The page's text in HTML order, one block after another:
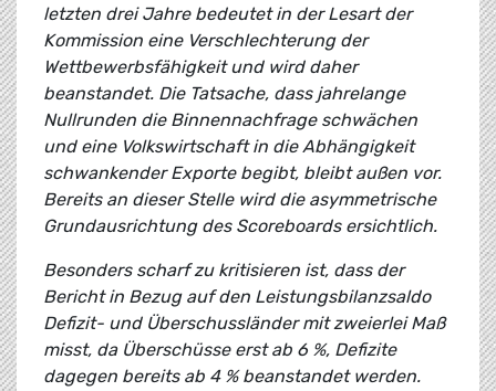
letzten drei Jahre bedeutet in der Lesart der
Kommission eine Verschlechterung der
Wettbewerbsfähigkeit und wird daher
beanstandet. Die Tatsache, dass jahrelange
Nullrunden die Binnennachfrage schwächen
und eine Volkswirtschaft in die Abhängigkeit
schwankender Exporte begibt, bleibt außen vor.
Bereits an dieser Stelle wird die asymmetrische
Grundausrichtung des Scoreboards ersichtlich.
Besonders scharf zu kritisieren ist, dass der
Bericht in Bezug auf den Leistungsbilanzsaldo
Defizit- und Überschussländer mit zweierlei Maß
misst, da Überschüsse erst ab 6 %, Defizite
dagegen bereits ab 4 % beanstandet werden.